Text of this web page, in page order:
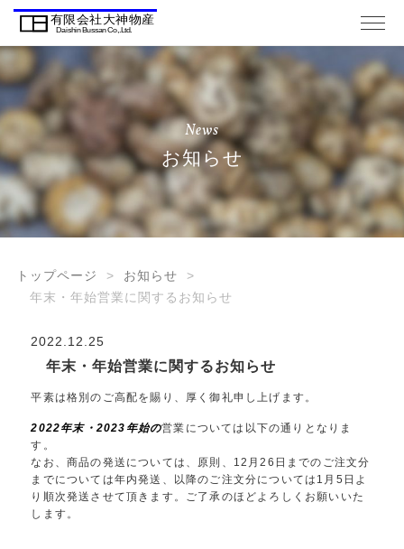
News
お知らせ
トップページ
お知らせ
年末・年始営業に関するお知らせ
2022.12.25
年末・年始営業に関するお知らせ
平素は格別のご高配を賜り、厚く御礼申し上げます。
2022年末・2023年始の営業については以下の通りとなりま
す。
なお、商品の発送については、原則、12月26日までのご注文分
までについては年内発送、以降のご注文分については1月5日よ
り順次発送させて頂きます。ご了承のほどよろしくお願いいた
します。